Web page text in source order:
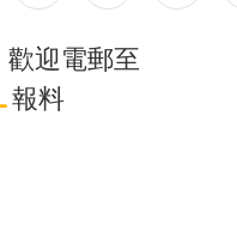
迎電郵至
報料